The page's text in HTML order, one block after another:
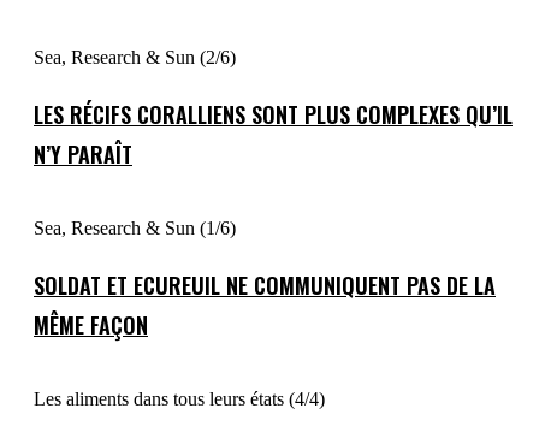
Sea, Research & Sun (2/6)
LES RÉCIFS CORALLIENS SONT PLUS COMPLEXES QU’IL
N’Y PARAÎT
Sea, Research & Sun (1/6)
SOLDAT ET ECUREUIL NE COMMUNIQUENT PAS DE LA
MÊME FAÇON
Les aliments dans tous leurs états (4/4)